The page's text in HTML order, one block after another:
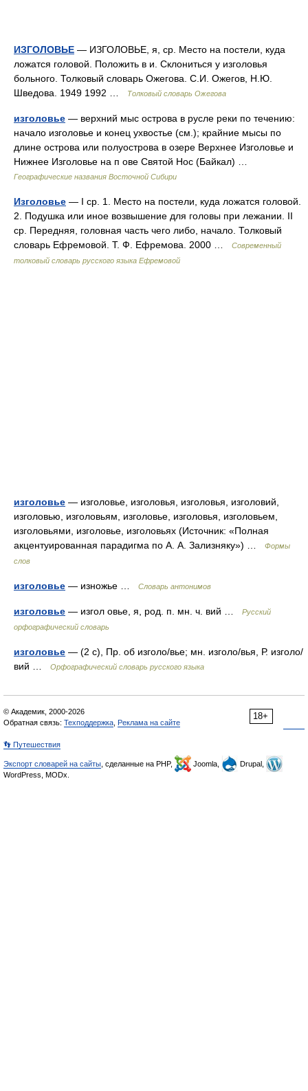
ИЗГОЛОВЬЕ — ИЗГОЛОВЬЕ, я, ср. Место на постели, куда
ложатся головой. Положить в и. Склониться у изголовья
больного. Толковый словарь Ожегова. С.И. Ожегов, Н.Ю.
Шведова. 1949 1992 …
Толковый словарь Ожегова
изголовье — верхний мыс острова в русле реки по течению:
начало изголовье и конец ухвостье (см.); крайние мысы по
длине острова или полуострова в озере Верхнее Изголовье и
Нижнее Изголовье на п ове Святой Нос (Байкал) …
Географические названия Восточной Сибири
Изголовье — I ср. 1. Место на постели, куда ложатся головой.
2. Подушка или иное возвышение для головы при лежании. II
ср. Передняя, головная часть чего либо, начало. Толковый
словарь Ефремовой. Т. Ф. Ефремова. 2000 …
Современный
толковый словарь русского языка Ефремовой
изголовье — изголовье, изголовья, изголовья, изголовий,
изголовью, изголовьям, изголовье, изголовья, изголовьем,
изголовьями, изголовье, изголовьях (Источник: «Полная
акцентуированная парадигма по А. А. Зализняку») …
Формы
слов
изголовье — изножье … Словарь антонимов
изголовье — изгол овье, я, род. п. мн. ч. вий …
Русский
орфографический словарь
изголовье — (2 с), Пр. об изголо/вье; мн. изголо/вья, Р. изголо/
вий …
Орфографический словарь русского языка
18+
© Академик, 2000-2026
Обратная связь: Техподдержка Реклама на сайте
👣 Путешествия
Экспорт словарей на сайты , сделанные на PHP, Joomla,
Drupal,
WordPress, MODx.